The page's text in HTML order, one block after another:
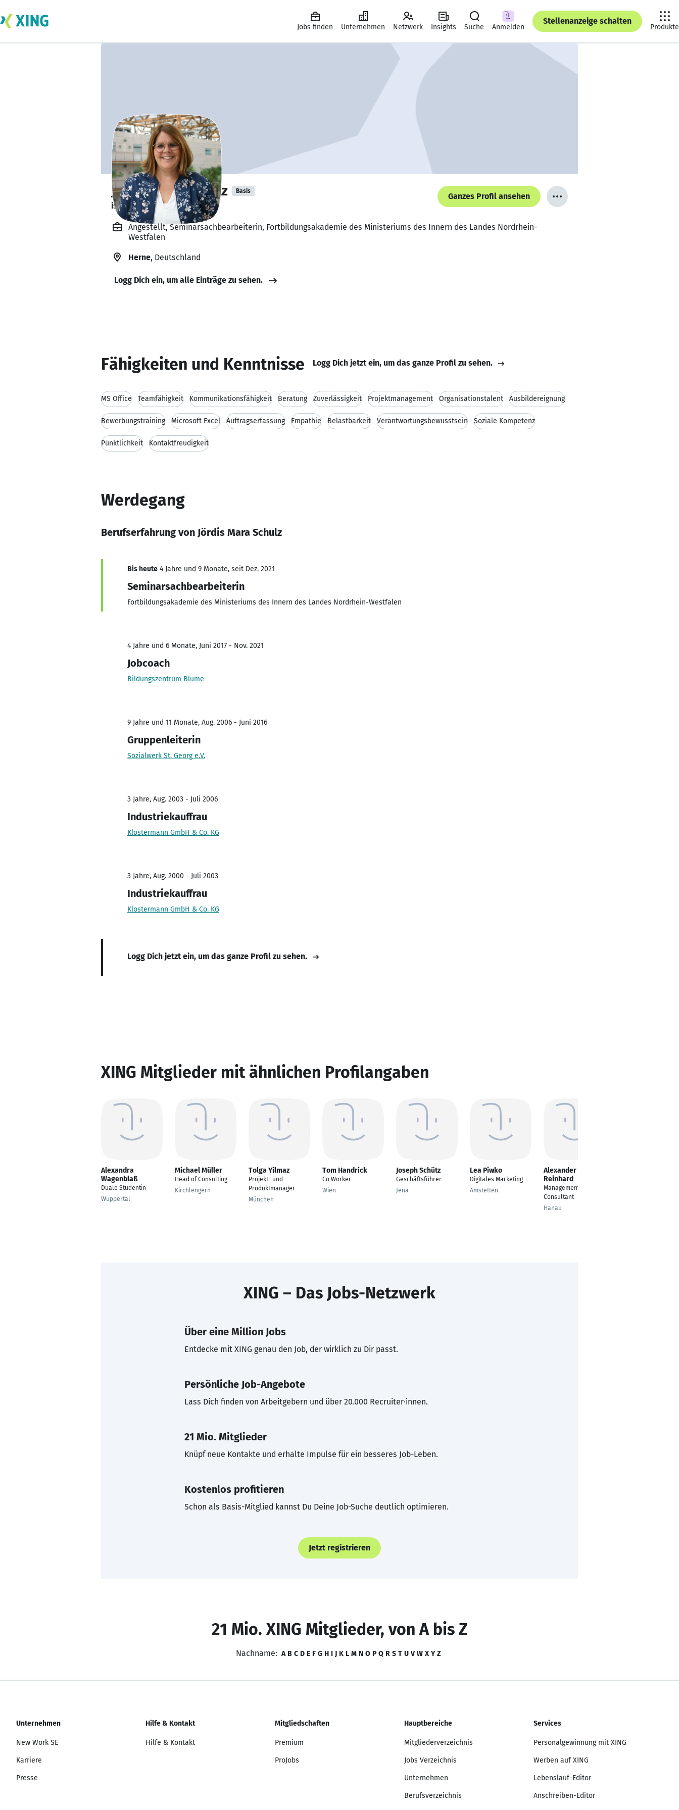
Jobs finden Unternehmen Netzwerk Insights Suche Anmelden
Stellenanzeige schalten
Produkte
Jördis Mara Schulz Basis
ist offen für Projekte. 🔎
Ganzes Profil ansehen
Angestellt, Seminarsachbearbeiterin, Fortbildungsakademie des Ministeriums des Innern des Landes Nordrhein-
Westfalen
Herne, Deutschland
Logg Dich ein, um alle Einträge zu sehen.
Fähigkeiten und Kenntnisse Logg Dich jetzt ein, um das ganze Profil zu sehen.
MS Office Teamfähigkeit Kommunikationsfähigkeit Beratung Zuverlässigkeit Projektmanagement Organisationstalent Ausbildereignung
Bewerbungstraining Microsoft Excel Auftragserfassung Empathie Belastbarkeit Verantwortungsbewusstsein Soziale Kompetenz
Pünktlichkeit Kontaktfreudigkeit
Werdegang
Berufserfahrung von Jördis Mara Schulz
Bis heute 4 Jahre und 9 Monate, seit Dez. 2021
Seminarsachbearbeiterin
Fortbildungsakademie des Ministeriums des Innern des Landes Nordrhein-Westfalen
4 Jahre und 6 Monate, Juni 2017 - Nov. 2021
Jobcoach
Bildungszentrum Blume
9 Jahre und 11 Monate, Aug. 2006 - Juni 2016
Gruppenleiterin
Sozialwerk St. Georg e.V.
3 Jahre, Aug. 2003 - Juli 2006
Industriekauffrau
Klostermann GmbH & Co. KG
3 Jahre, Aug. 2000 - Juli 2003
Industriekauffrau
Klostermann GmbH & Co. KG
Logg Dich jetzt ein, um das ganze Profil zu sehen.
XING Mitglieder mit ähnlichen Profilangaben
Alexandra
Wagenblaß
Duale Studentin
Wuppertal
Michael Müller
Head of Consulting
Kirchlengern
Tolga Yilmaz
Projekt- und
Produktmanager
München
Tom Handrick
Co Worker
Wien
Joseph Schütz
Geschäftsführer
Jena
Lea Piwko
Digitales Marketing
Amstetten
Alexander
Reinhard
Management
Consultant
Hanau
XING – Das Jobs-Netzwerk
Über eine Million Jobs
Entdecke mit XING genau den Job, der wirklich zu Dir passt.
Persönliche Job-Angebote
Lass Dich finden von Arbeitgebern und über 20.000 Recruiter·innen.
21 Mio. Mitglieder
Knüpf neue Kontakte und erhalte Impulse für ein besseres Job-Leben.
Kostenlos profitieren
Schon als Basis-Mitglied kannst Du Deine Job-Suche deutlich optimieren.
Jetzt registrieren
21 Mio. XING Mitglieder, von A bis Z
Nachname: A B C D E F G H I J K L M N O P Q R S T U V W X Y Z
Unternehmen
New Work SE
Karriere
Presse
Hilfe & Kontakt
Hilfe & Kontakt
Mitgliedschaften
Premium
ProJobs
Hauptbereiche
Mitgliederverzeichnis
Jobs Verzeichnis
Unternehmen
Berufsverzeichnis
Services
Personalgewinnung mit XING
Werben auf XING
Lebenslauf-Editor
Anschreiben-Editor